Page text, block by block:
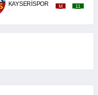
KAYSERİSPOR
-
_M_ _11_